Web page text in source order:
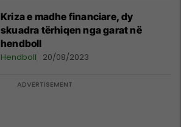
Kriza e madhe financiare, dy
skuadra tërhiqen nga garat në
hendboll
Hendboll 20/08/2023